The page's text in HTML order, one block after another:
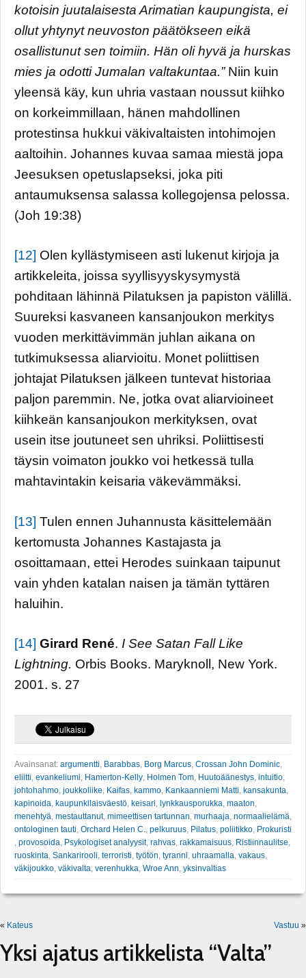
kotoisin juutalaisesta Arimatian kaupungista, ei
ollut yhtynyt neuvoston päätökseen eikä
osallistunut sen toimiin. Hän oli hyvä ja hurskas
mies ja odotti Jumalan valtakuntaa.” Niin kuin
yleensä käy, kun uhria vastaan noussut kiihko
on korkeimmillaan, hänen mahdollinen
protestinsa hukkui väkivaltaisten intohimojen
aaltoihin. Johannes kuvaa samaa miestä jopa
Jeesuksen opetuslapseksi, joka piti
antaumuksensa salassa kollegojensa pelossa.
(Joh 19:38)
[12] Olen kyllästymiseen asti lukenut kirjoja ja
artikkeleita, joissa syyllisyyskysymystä
pohditaan lähinnä Pilatuksen ja papiston välillä.
Suureksi kasvaneen kansanjoukon merkitys
vuoden merkittävimmän juhlan aikana on
tutkimuksessa aliarvioitu. Monet poliittisen
johtajat Pilatuksen jälkeen tuntevat historiaa
paljon paremmin. Ne, jotka ovat aliarvioineet
kiihkeän kansanjoukon merkityksen, ovat
usein itse joutuneet sen uhriksi. Poliittisesti
täysin voimaton joukko voi hetkessä tulla
mahtavintakin keisaria väkevämmäksi.
[13] Tulen ennen Juhannusta käsittelemään
kertomusta Johannes Kastajasta ja
osoittamaan, ettei Herodes suinkaan taipunut
vain yhden katalan naisen ja tämän tyttären
haluihin.
[14] Girard René. I See Satan Fall Like
Lightning. Orbis Books. Maryknoll, New York.
2001. s. 27
Avainsanat: argumentti Barabbas Borg Marcus Crossan John Dominic
eliitti evankeliumi Hamerton-Kelly Holmen Tom Huutoäänestys intuitio
johtohahmo joukkoliike Kaifas kammo Kankaanniemi Matti kansakunta
kapinoida kaupunkilaisväestö keisari lynkkausporukka maaton
menehtyä mestauttanut, mimeettisen tartunnan murhaaja normaalielämä
ontologinen tauti Orchard Helen C. pelkuruus Pilatus poliitikko Prokuristi
provosoida Psykologiset analyysit, rahvas rakkamaisuus Ristiinnaulitse
ruoskinta Sankarirooli terroristi työtön tyranni uhraamalla vakaus
väkijoukko väkivalta verenhukka Wroe Ann yksinvaltias
« Kateus Vastuu »
Yksi ajatus artikkelista “Valta”